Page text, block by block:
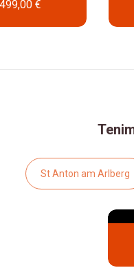
499,00 €
St Anton am Arlberg